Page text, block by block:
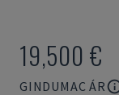
19,500 €
GINDUMAC ÁR